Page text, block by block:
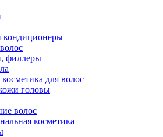
кондиционеры
филлеры
для волос
головы
волос
косметика